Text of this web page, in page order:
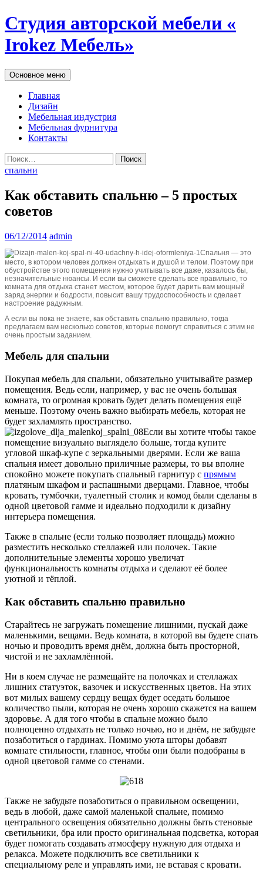
Студия авторской мебели «
Irokez Мебель»
Поиск
Основное меню Перейти
к
Главная
Дизайн
Мебельная индустрия
Мебельная фурнитура
Контакты
Найти:
спальни
Как обставить спальню – 5 простых
советов
06/12/2014 admin
Спальня — это
место, в котором человек должен отдыхать и душой и телом. Поэтому при
обустройстве этого помещения нужно учитывать все даже, казалось бы,
незначительные нюансы. И если вы сможете сделать все правильно, то
комната для отдыха станет местом, которое будет дарить вам мощный
заряд энергии и бодрости, повысит вашу трудоспособность и сделает
настроение радужным.
А если вы пока не знаете, как обставить спальню правильно, тогда
предлагаем вам несколько советов, которые помогут справиться с этим не
очень простым заданием.
Мебель для спальни
Покупая мебель для спальни, обязательно учитывайте размер
помещения. Ведь если, например, у вас не очень большая
комната, то огромная кровать будет делать помещения ещё
меньше. Поэтому очень важно выбирать мебель, которая не
будет захламлять пространство.
Если вы хотите чтобы такое
помещение визуально выглядело больше, тогда купите
угловой шкаф-купе с зеркальными дверями. Если же ваша
спальня имеет довольно приличные размеры, то вы вполне
спокойно можете покупать спальный гарнитур с прямым
платяным шкафом и распашными дверцами. Главное, чтобы
кровать, тумбочки, туалетный столик и комод были сделаны в
одной цветовой гамме и идеально подходили к дизайну
интерьера помещения.
Также в спальне (если только позволяет площадь) можно
разместить несколько стеллажей или полочек. Такие
дополнительные элементы хорошо увеличат
функциональность комнаты отдыха и сделают её более
уютной и тёплой.
Как обставить спальню правильно
Старайтесь не загружать помещение лишними, пускай даже
маленькими, вещами. Ведь комната, в которой вы будете спать
ночью и проводить время днём, должна быть просторной,
чистой и не захламлённой.
Ни в коем случае не размещайте на полочках и стеллажах
лишних статуэток, вазочек и искусственных цветов. На этих
вот милых вашему сердцу вещах будет оседать большое
количество пыли, которая не очень хорошо скажется на вашем
здоровье. А для того чтобы в спальне можно было
полноценно отдыхать не только ночью, но и днём, не забудьте
позаботиться о гардинах. Помимо уюта шторы добавят
комнате стильности, главное, чтобы они были подобраны в
одной цветовой гамме со стенами.
Также не забудьте позаботиться о правильном освещении,
ведь в любой, даже самой маленькой спальне, помимо
центрального освещения обязательно должны быть стеновые
светильники, бра или просто оригинальная подсветка, которая
будет помогать создавать атмосферу нужную для отдыха и
релакса. Можете подключить все светильники к
специальному реле и управлять ими, не вставая с кровати.